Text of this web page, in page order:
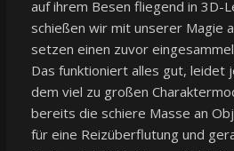
auf ihrem Besen fliegend in 3D-
schießen wir mit unserer Magie
setzen einen zuvor
Das funktioniert alles gut, leidet
dem viel zu großen
bereits die schiere Masse an
für eine Reizüberflutung und